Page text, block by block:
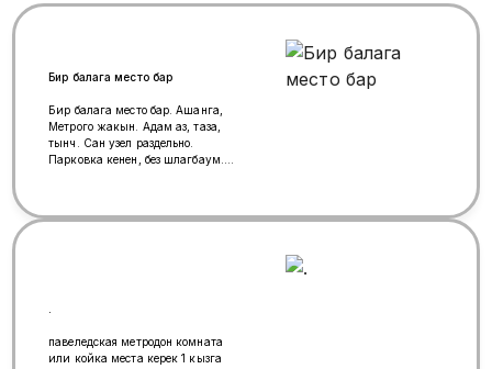
Бир балага место бар
Бир балага место бар. Ашанга,
Метрого жакын. Адам аз, таза,
тынч. Сан узел раздельно.
Парковка кенен, без шлагбаум.
павеледская метродон комната
или койка места керек 1 кызга